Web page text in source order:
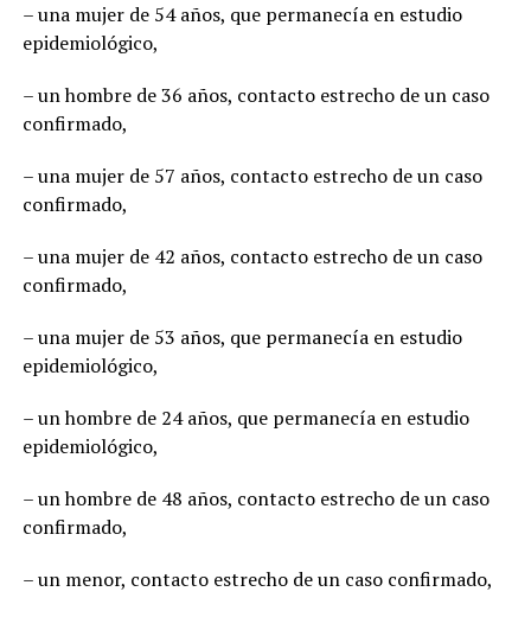
– una mujer de 54 años, que permanecía en estudio
epidemiológico,
– un hombre de 36 años, contacto estrecho de un caso
confirmado,
– una mujer de 57 años, contacto estrecho de un caso
confirmado,
– una mujer de 42 años, contacto estrecho de un caso
confirmado,
– una mujer de 53 años, que permanecía en estudio
epidemiológico,
– un hombre de 24 años, que permanecía en estudio
epidemiológico,
– un hombre de 48 años, contacto estrecho de un caso
confirmado,
– un menor, contacto estrecho de un caso confirmado,